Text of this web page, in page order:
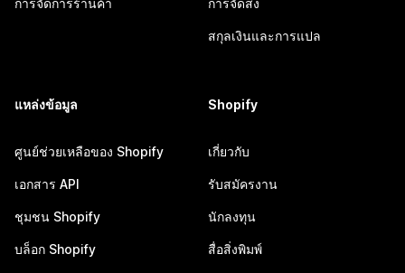
การจัดการร้านค้า การจัดส่ง
สกุลเงินและการแปล
แหล่งข้อมูล
ศูนย์ช่วยเหลือของ Shopify
เอกสาร API
ชุมชน Shopify
บล็อก Shopify
Shopify
เกี่ยวกับ
รับสมัครงาน
นักลงทุน
สื่อสิ่งพิมพ์